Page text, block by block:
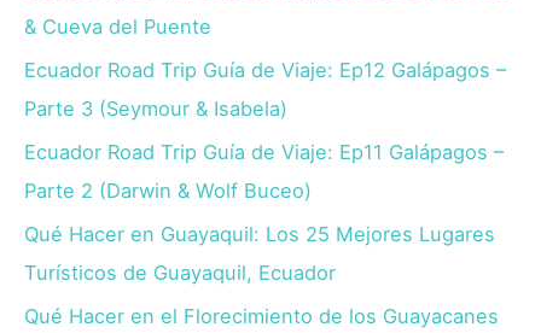
& Cueva del Puente
Ecuador Road Trip Guía de Viaje: Ep12 Galápagos –
Parte 3 (Seymour & Isabela)
Ecuador Road Trip Guía de Viaje: Ep11 Galápagos –
Parte 2 (Darwin & Wolf Buceo)
Qué Hacer en Guayaquil: Los 25 Mejores Lugares
Turísticos de Guayaquil, Ecuador
Qué Hacer en el Florecimiento de los Guayacanes